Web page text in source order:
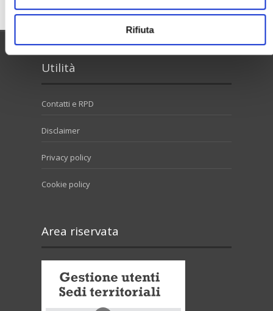
Rifiuta
Utilità
Contatti e RPD
Disclaimer
Privacy policy
Cookie policy
Area riservata